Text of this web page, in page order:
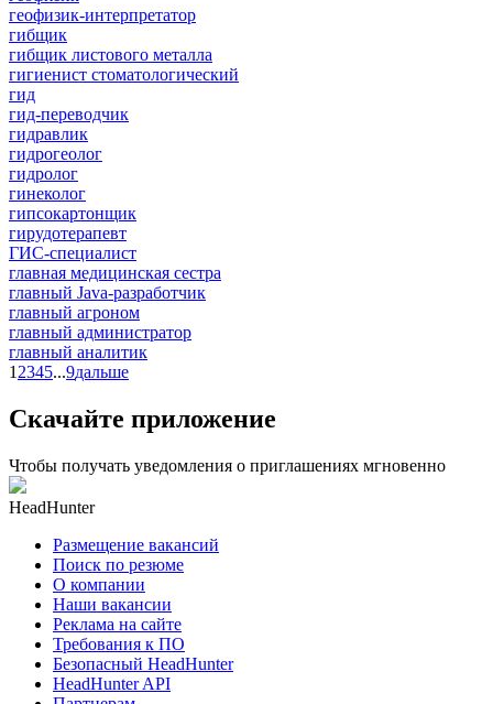
геофизик-интерпретатор
гибщик
гибщик листового металла
гигиенист стоматологический
гид
гид-переводчик
гидравлик
гидрогеолог
гидролог
гинеколог
гипсокартонщик
гирудотерапевт
ГИС-специалист
главная медицинская сестра
главный Java-разработчик
главный агроном
главный администратор
главный аналитик
1 2345...9дальше
Скачайте приложение
Чтобы получать уведомления о приглашениях мгновенно
HeadHunter
Размещение вакансий
Поиск по резюме
О компании
Наши вакансии
Реклама на сайте
Требования к ПО
Безопасный HeadHunter
HeadHunter API